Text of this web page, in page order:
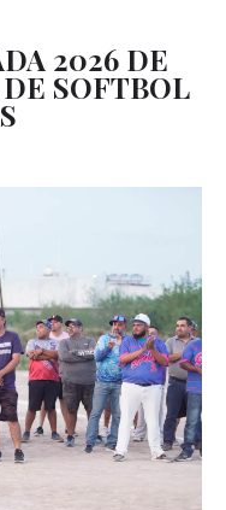
2026 DE
SOFTBOL